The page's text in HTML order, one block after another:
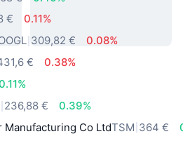
€
0.11%
309,82 €
0.08%
€
0.38%
236,88 €
0.39%
Co LtdTSM 364 €